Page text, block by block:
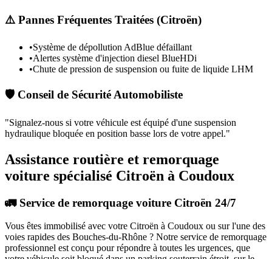
⚠️ Pannes Fréquentes Traitées (Citroën)
•Système de dépollution AdBlue défaillant
•Alertes système d'injection diesel BlueHDi
•Chute de pression de suspension ou fuite de liquide LHM
🛡️ Conseil de Sécurité Automobiliste
"Signalez-nous si votre véhicule est équipé d'une suspension
hydraulique bloquée en position basse lors de votre appel."
Assistance routière et remorquage
voiture spécialisé Citroën à Coudoux
🚛 Service de remorquage voiture Citroën 24/7
Vous êtes immobilisé avec votre Citroën à Coudoux ou sur l'une des
voies rapides des Bouches-du-Rhône ? Notre service de remorquage
professionnel est conçu pour répondre à toutes les urgences, que